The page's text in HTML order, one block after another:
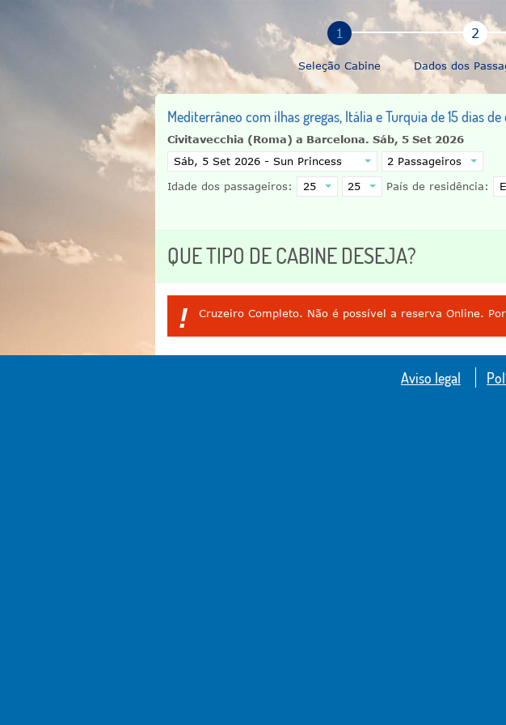
Seleção Cabine Dados dos
Mediterrâneo com ilhas gregas, Itália e Turquia de 15 dias
Civitavecchia (Roma) a Barcelona. Sáb, 5 Set 2026
Idade dos passageiros:
País de residência:
QUE TIPO DE CABINE DESEJA?
! Cruzeiro Completo. Não é possível a reserva Online.
Aviso legal